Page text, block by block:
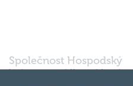
Společnost Hospodský
kvíz s.r.o., sídlem Nové